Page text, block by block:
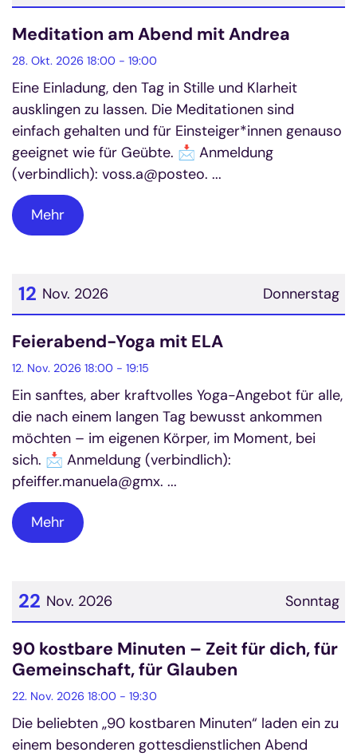
Datum: 28. Oktober 2026
Meditation am Abend mit Andrea
28. Okt. 2026 18:00 - 19:00
Eine Einladung, den Tag in Stille und Klarheit
ausklingen zu lassen. Die Meditationen sind
einfach gehalten und für Einsteiger*innen genauso
geeignet wie für Geübte. 📩 Anmeldung
(verbindlich): voss.a@posteo. ...
Mehr
Donnerstag
12 Nov. 2026
Datum: 12. November 2026
Feierabend-Yoga mit ELA
12. Nov. 2026 18:00 - 19:15
Ein sanftes, aber kraftvolles Yoga-Angebot für alle,
die nach einem langen Tag bewusst ankommen
möchten – im eigenen Körper, im Moment, bei
sich. 📩 Anmeldung (verbindlich):
pfeiffer.manuela@gmx. ...
Mehr
Sonntag
22 Nov. 2026
Datum: 22. November 2026
90 kostbare Minuten – Zeit für dich, für
Gemeinschaft, für Glauben
22. Nov. 2026 18:00 - 19:30
Die beliebten „90 kostbaren Minuten“ laden ein zu
einem besonderen gottesdienstlichen Abend